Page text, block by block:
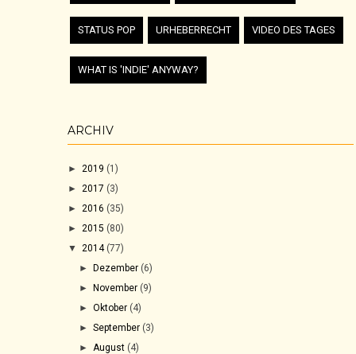
STATUS POP URHEBERRECHT VIDEO DES TAGES
WHAT IS 'INDIE' ANYWAY?
ARCHIV
► 2019 (1)
► 2017 (3)
► 2016 (35)
► 2015 (80)
▼ 2014 (77)
►Dezember (6)
►November (9)
►Oktober (4)
►September (3)
► August (4)